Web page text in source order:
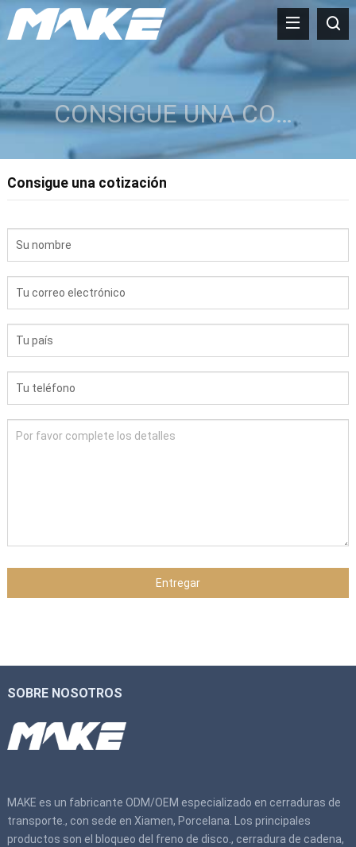
CONSIGUE UNA COTIZACIÓN
Consigue una cotización
Entregar
SOBRE NOSOTROS
MAKE es un fabricante ODM/OEM especializado en cerraduras de
transporte., con sede en Xiamen, Porcelana. Los principales
productos son el bloqueo del freno de disco., cerradura de cadena,